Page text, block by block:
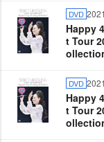
DVD
Happy
t Tour
DVD
Happy
t Tour